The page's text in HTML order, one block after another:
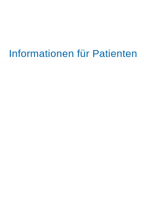
Informationen für Patienten